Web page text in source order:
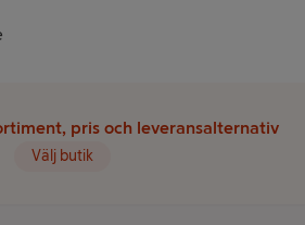
pris och leveransalternativ
Välj butik